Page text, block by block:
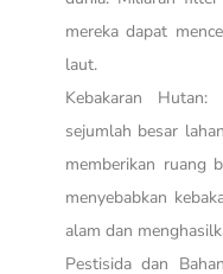
mereka dapat
laut.
Kebakaran Hutan:
sejumlah besar
memberikan ruang
menyebabkan
alam dan
Pestisida dan